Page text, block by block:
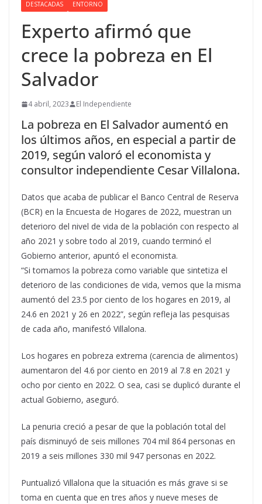
DESTACADAS ENTORNO
Experto afirmó que
crece la pobreza en El
Salvador
4 abril, 2023 El Independiente
La pobreza en El Salvador aumentó en
los últimos años, en especial a partir de
2019, según valoró el economista y
consultor independiente Cesar Villalona.
Datos que acaba de publicar el Banco Central de Reserva
(BCR) en la Encuesta de Hogares de 2022, muestran un
deterioro del nivel de vida de la población con respecto al
año 2021 y sobre todo al 2019, cuando terminó el
Gobierno anterior, apuntó el economista.
“Si tomamos la pobreza como variable que sintetiza el
deterioro de las condiciones de vida, vemos que la misma
aumentó del 23.5 por ciento de los hogares en 2019, al
24.6 en 2021 y 26 en 2022”, según refleja las pesquisas
de cada año, manifestó Villalona.
Los hogares en pobreza extrema (carencia de alimentos)
aumentaron del 4.6 por ciento en 2019 al 7.8 en 2021 y
ocho por ciento en 2022. O sea, casi se duplicó durante el
actual Gobierno, aseguró.
La penuria creció a pesar de que la población total del
país disminuyó de seis millones 704 mil 864 personas en
2019 a seis millones 330 mil 947 personas en 2022.
Puntualizó Villalona que la situación es más grave si se
toma en cuenta que en tres años y nueve meses de